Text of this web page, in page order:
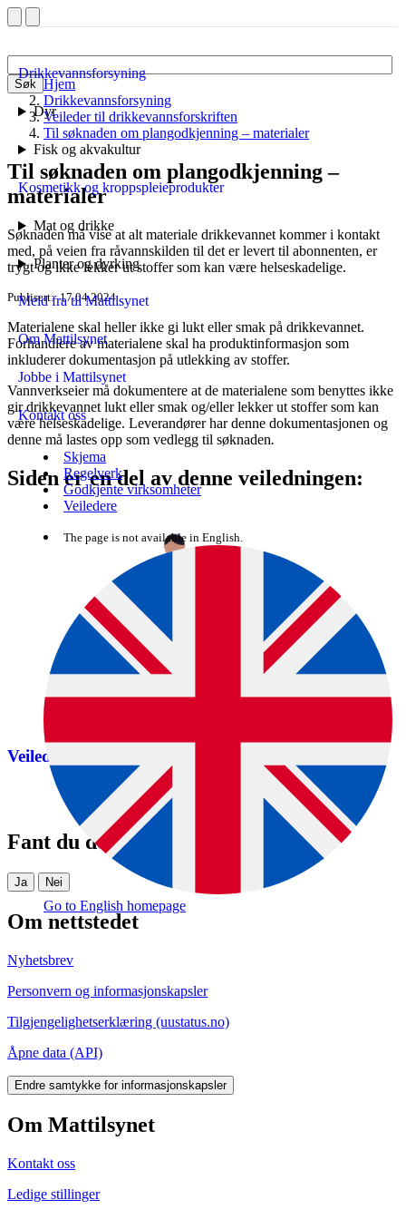
Søk
Drikkevannsforsyning
Dyr
Fisk og akvakultur
Kosmetikk og kroppspleieprodukter
Mat og drikke
Planter og dyrking
Meld fra til Mattilsynet
Om Mattilsynet
Jobbe i Mattilsynet
Kontakt oss
Skjema
Regelverk
Godkjente virksomheter
Veiledere
The page is not available in English.
Go to English homepage
Hjem
Drikkevannsforsyning
Veileder til drikkevannsforskriften
Til søknaden om plangodkjenning – materialer
Til søknaden om plangodkjenning –
materialer
Søknaden må vise at alt materiale drikkevannet kommer i kontakt
med, på veien fra råvannskilden til det er levert til abonnenten, er
trygt og ikke lekker ut stoffer som kan være helseskadelige.
Publisert 17.04.2024
Materialene skal heller ikke gi lukt eller smak på drikkevannet.
Forhandlere av materialene skal ha produktinformasjon som
inkluderer dokumentasjon på utlekking av stoffer.
Vannverkseier må dokumentere at de materialene som benyttes ikke
gir drikkevannet lukt eller smak og/eller lekker ut stoffer som kan
være helseskadelige. Leverandører har denne dokumentasjonen og
denne må lastes opp som vedlegg til søknaden.
Siden er en del av denne veiledningen:
Veileder til drikkevannsforskriften
Fant du det du lette etter?
Ja Nei
Om nettstedet
Nyhetsbrev
Personvern og informasjonskapsler
Tilgjengelighetserklæring (uustatus.no)
Åpne data (API)
Endre samtykke for informasjonskapsler
Om Mattilsynet
Kontakt oss
Ledige stillinger